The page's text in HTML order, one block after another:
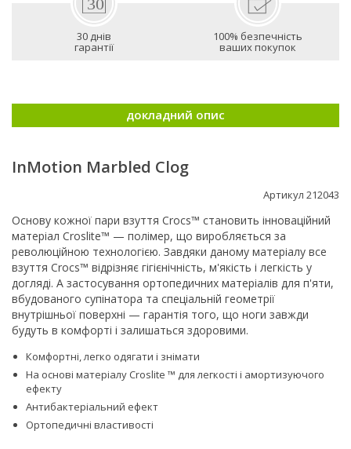
30 днів
гарантії
100% безпечність
ваших покупок
докладний опис
InMotion Marbled Clog
Артикул 212043
Основу кожної пари взуття Crocs™ становить інноваційний
матеріал Croslite™ — полімер, що виробляється за
революційною технологією. Завдяки даному матеріалу все
взуття Crocs™ відрізняє гігієнічність, м'якість і легкість у
догляді. А застосування ортопедичних матеріалів для п'яти,
вбудованого супінатора та спеціальній геометрії
внутрішньої поверхні — гарантія того, що ноги завжди
будуть в комфорті і залишаться здоровими.
Комфортні, легко одягати і знімати
На основі матеріалу Croslite ™ для легкості і амортизуючого
ефекту
Антибактеріальний ефект
Ортопедичні властивості